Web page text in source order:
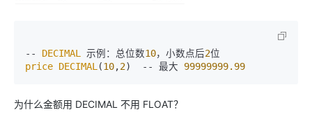
-- DECIMAL 示例：总位数10，小数点后2
price DECIMAL (10,2)  -- 最大 99999999.99
为什么金额用 DECIMAL 不用 FLOAT？